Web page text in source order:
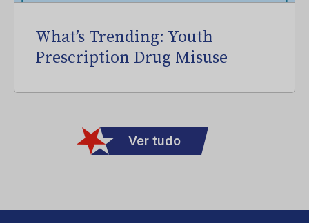
What’s Trending: Youth
Prescription Drug Misuse
Ver tudo